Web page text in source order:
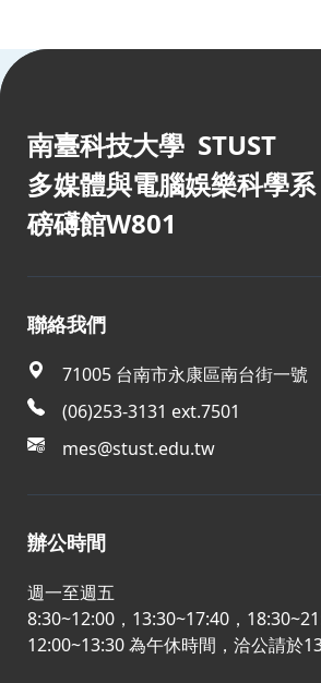
南臺科技大學 STUST
多媒體與電腦娛樂科學系
磅礡館W801
聯絡我們
71005 台南市永康區南台街一號
(06)253-3131 ext.7501
mes@stust.edu.tw
辦公時間
週一至週五
8:30~12:00，13:30~17:40，
12:00~13:30 為午休時間，洽公請於